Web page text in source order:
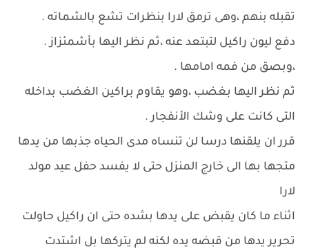
تقبله بنهم ،وهى ترمق لارا بنظرات تشع بالشماته .
دفع ليون راكيل لتبتعد عنه ،ثم نظر اليها بأشمئزاز .
،وبصق من فمه امامها .
ثم نظر اليها بغضب ،وهو يقاوم براكين الغضب بداخله
التى كانت على وشك الأنفجار .
قرر ان يلقنها درسا لن تنساه مدى الحياه جذبها من يدها
متجها بها الى خارج المنزل حتى لا يفسد حفل عيد مولد
لارا
اثناء ما كان يقبض على يدها بشده حتى ان راكيل حاولت
تحرير يدها من قبضه يده لكنه لم يتركها بل اشتدت